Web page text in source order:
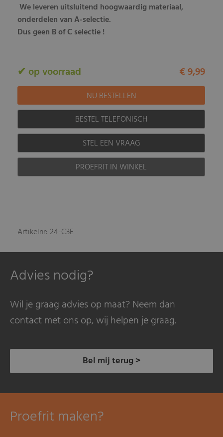
We leveren uitsluitend hoogwaardig materiaal,
onderdelen van A-selectie.
Dus geen B of C selectie !
✔ op voorraad € 9,99
BESTEL TELEFONISCH
STEL EEN VRAAG
PROEFRIT IN WINKEL
Artikelnr: 24-C3E
Advies nodig?
Wil je graag advies op maat? Neem dan
contact met ons op, wij helpen je graag.
Bel mij terug >
Proefrit maken?